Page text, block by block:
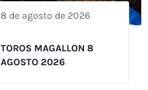
8 de agosto de 2026
TOROS MAGALLON 8
AGOSTO 2026